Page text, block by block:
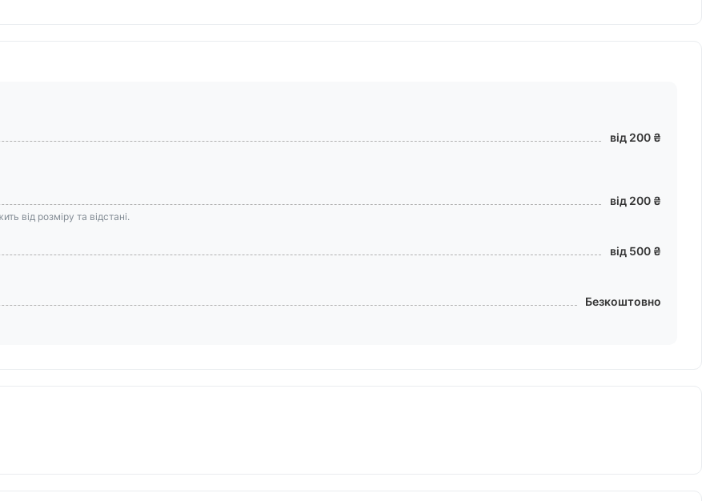
від 200 ₴
від розміру та відстані.
від 200 ₴
від 500 ₴
Безкоштовно